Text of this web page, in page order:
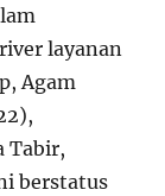
layanan
Agam
Tabir,
berstatus